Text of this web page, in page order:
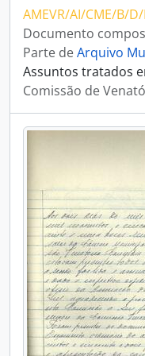
AMEVR/AI/CME/B/
Documento
Parte deArquivo
Assuntos tratados
Comissão de